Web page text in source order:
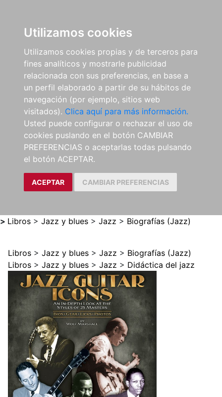
Utilizamos cookies
Utilizamos cookies propias y de terceros para
fines analíticos y mostrarle publicidad
relacionada con sus preferencias, en base a
un perfil elaborado a partir de su hábitos de
navegación (por ejemplo, sitios web
visitados). Clica aquí para más información.
Usted puede configurar o rechazar el uso de
cookies puslando en el botón CAMBIAR
PREFERENCIAS o aceptarlas todas pulsando
el botón ACEPTAR.
ACEPTAR CAMBIAR PREFERENCIAS
> Libros > Jazz y blues > Jazz > Biografías (Jazz)
Libros > Jazz y blues > Jazz > Biografías (Jazz)
Libros > Jazz y blues > Jazz > Didáctica del jazz